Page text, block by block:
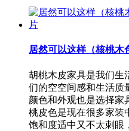
居然可以这样（核桃木
胡桃木皮家具是我们生
们的空空间感和生活质
颜色和外观也是选择家
桃皮色是现在很多家装
饱和度适中又不太刺眼